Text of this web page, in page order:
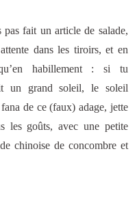
pas fait un article de salade,
dans les tiroirs, et en
habillement : si tu
un grand soleil, le soleil
de ce (faux) adage, jette
goûts, avec une petite
chinoise de concombre et